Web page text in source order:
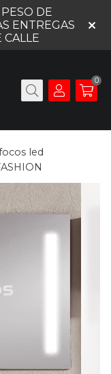
DE
ENTREGAS
CALLE
0
led